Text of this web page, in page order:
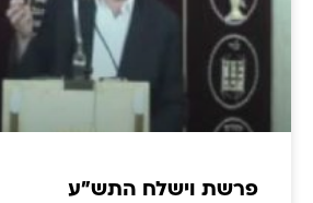
פרשת וישלח התש״ע